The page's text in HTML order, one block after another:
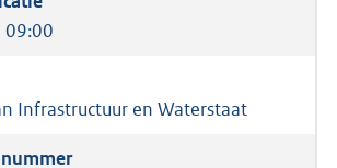
Infrastructuur en Waterstaat